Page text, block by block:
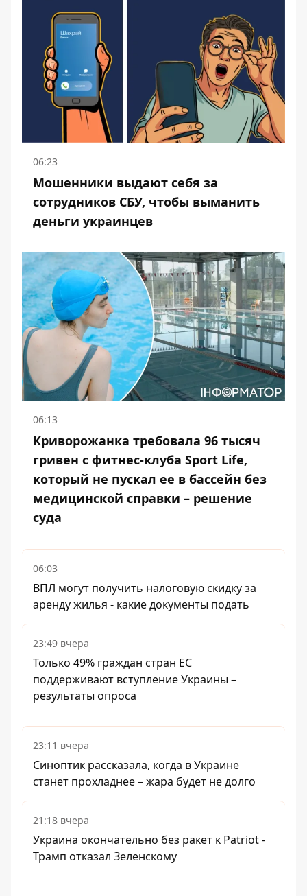
06:23
Мошенники выдают себя за
сотрудников СБУ, чтобы выманить
деньги украинцев
06:13
Криворожанка требовала 96 тысяч
гривен с фитнес-клуба Sport Life,
который не пускал ее в бассейн без
медицинской справки – решение
суда
06:03
ВПЛ могут получить налоговую скидку за
аренду жилья - какие документы подать
23:49 вчера
Только 49% граждан стран ЕС
поддерживают вступление Украины –
результаты опроса
23:11 вчера
Синоптик рассказала, когда в Украине
станет прохладнее – жара будет не долго
21:18 вчера
Украина окончательно без ракет к Patriot -
Трамп отказал Зеленскому